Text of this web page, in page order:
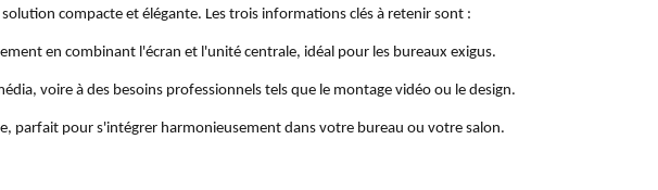
compacte et élégante. Les trois informations clés à retenir sont :
en combinant l'écran et l'unité centrale, idéal pour les bureaux exigus.
voire à des besoins professionnels tels que le montage vidéo ou le design.
parfait pour s'intégrer harmonieusement dans votre bureau ou votre salon.